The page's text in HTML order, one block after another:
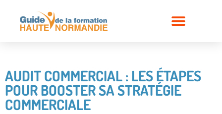
AUDIT COMMERCIAL : LES ÉTAPES
POUR BOOSTER SA STRATÉGIE
COMMERCIALE